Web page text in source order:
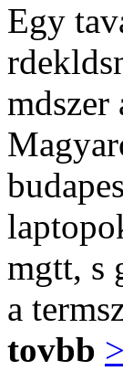
Egy
mgtt, s
a
tovbb